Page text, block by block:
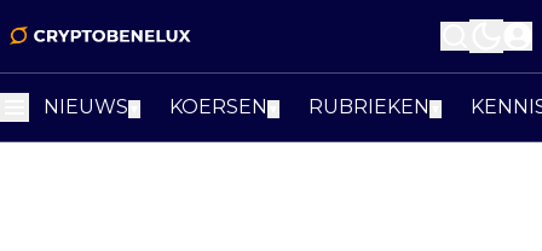
NIEUWS KOERSEN RUBRIEKEN